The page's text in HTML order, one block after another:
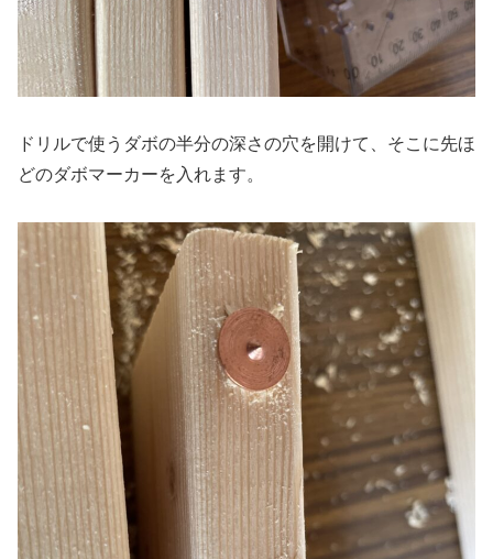
ドリルで使うダボの半分の深さの穴を開けて、そこに先ほ
どのダボマーカーを入れます。